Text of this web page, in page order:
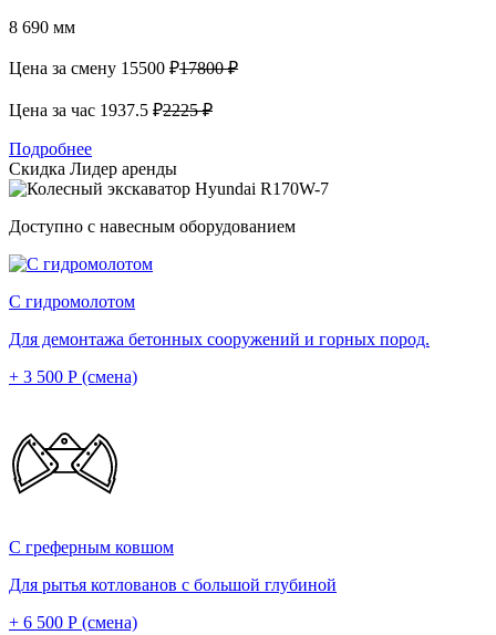
8 690 мм
Цена за смену 15500 ₽17800 ₽
Цена за час 1937.5 ₽2225 ₽
Подробнее
Скидка Лидер аренды
Доступно с навесным оборудованием
С гидромолотом
Для демонтажа бетонных сооружений и горных пород.
+ 3 500 Р (смена)
С греферным ковшом
Для рытья котлованов с большой глубиной
+ 6 500 Р (смена)